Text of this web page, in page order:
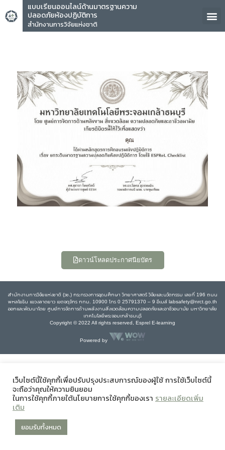
แบบเรียนออนไลน์ด้านมาตรฐานความ
ปลอดภัยห้องปฏิบัติการ
สำนักงานการวิจัยแห่งชาติ
คุณ
ดาวน์โหลดประกาศนียบัตร
สำนักงานการวิจัยแห่งชาติ (วช.) กระทรวงการอุดมศึกษา วิทยาศาสตร์ วิจัยและนวัตกรรม เลขที่ 196 ถนน
พหลโยธิน แขวงลาดยาว เขตจตุจักร กทม. 10900 โทร 0 25791370 – 9 อีเมล์ labsafety@nrct.go.th
ออกและพัฒนาโดย ศูนย์การจัดการด้านพลังงานสิ่งแวดล้อมความปลอดภัยและอาชีวอนามัย มหาวิทยาลัย
เทคโนโลยีพระจอมเกล้าธนบุรี
Copyright © 2022 All rights reserved, Esprel E-learning
Powered by
เว็บไซต์นี้ใช้คุกกี้เพื่อปรับปรุงประสบการณ์ของผู้ใช้ การใช้เว็บไซต์นี้
จะถือว่าคุณให้ความยินยอม
ในการใช้คุกกี้ภายใต้นโยบายการใช้คุกกี้ของเรา รายละเอียดเพิ่ม
เติม
ยอมรับทั้งหมด